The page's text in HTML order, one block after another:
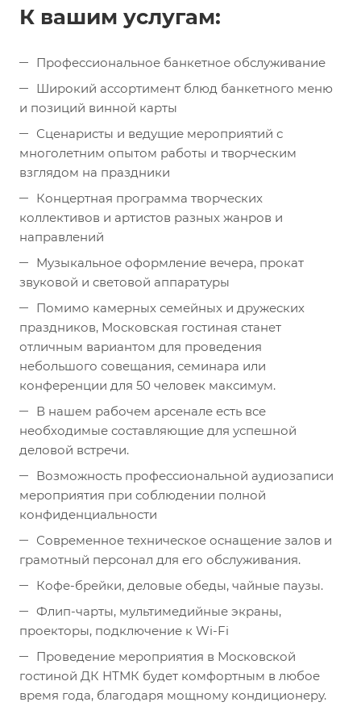
К вашим услугам:
Профессиональное банкетное обслуживание
Широкий ассортимент блюд банкетного меню
и позиций винной карты
Сценаристы и ведущие мероприятий с
многолетним опытом работы и творческим
взглядом на праздники
Концертная программа творческих
коллективов и артистов разных жанров и
направлений
Музыкальное оформление вечера, прокат
звуковой и световой аппаратуры
Помимо камерных семейных и дружеских
праздников, Московская гостиная станет
отличным вариантом для проведения
небольшого совещания, семинара или
конференции для 50 человек максимум.
В нашем рабочем арсенале есть все
необходимые составляющие для успешной
деловой встречи.
Возможность профессиональной аудиозаписи
мероприятия при соблюдении полной
конфиденциальности
Современное техническое оснащение залов и
грамотный персонал для его обслуживания.
Кофе-брейки, деловые обеды, чайные паузы.
Флип-чарты, мультимедийные экраны,
проекторы, подключение к Wi-Fi
Проведение мероприятия в Московской
гостиной ДК НТМК будет комфортным в любое
время года, благодаря мощному кондиционеру.